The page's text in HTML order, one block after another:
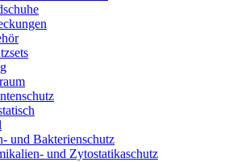
und Bakterienschutz
und Zytostatikaschutz